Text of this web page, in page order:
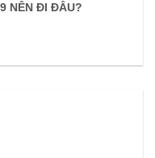
NÊN ĐI ĐÂU?